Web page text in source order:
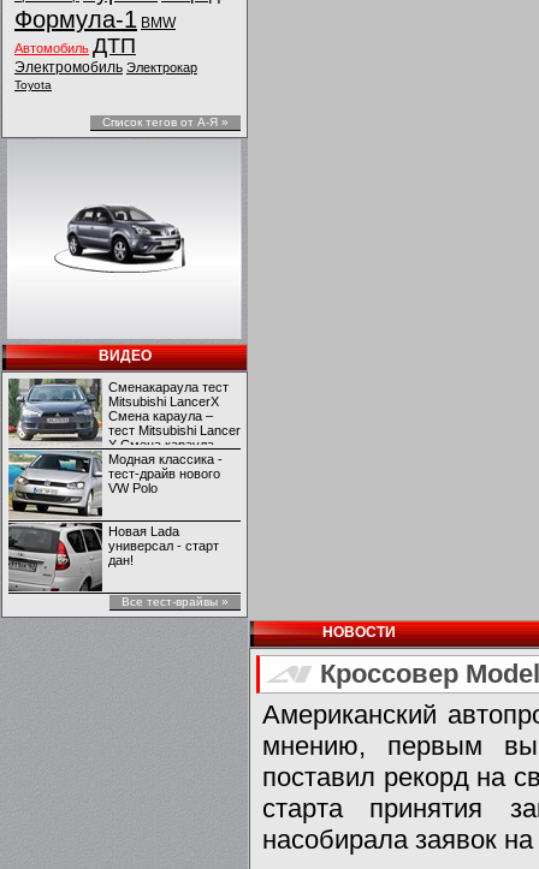
Формула-1 BMW
Автомобиль ДТП
Электромобиль Электрокар
Toyota
Список тегов от А-Я »
ВИДЕО
Сменакараула тест
Mitsubishi LancerX
Смена караула –
тест Mitsubishi Lancer
X Смена караула –
тест Mitsubishi Lancer
X
Модная классика -
тест-драйв нового
VW Polo
Новая Lada
универсал - старт
дан!
Все тест-врайвы »
НОВОСТИ
Кроссовер
Американский
мнению, первым
поставил рекорд на
старта принятия
насобирала заявок